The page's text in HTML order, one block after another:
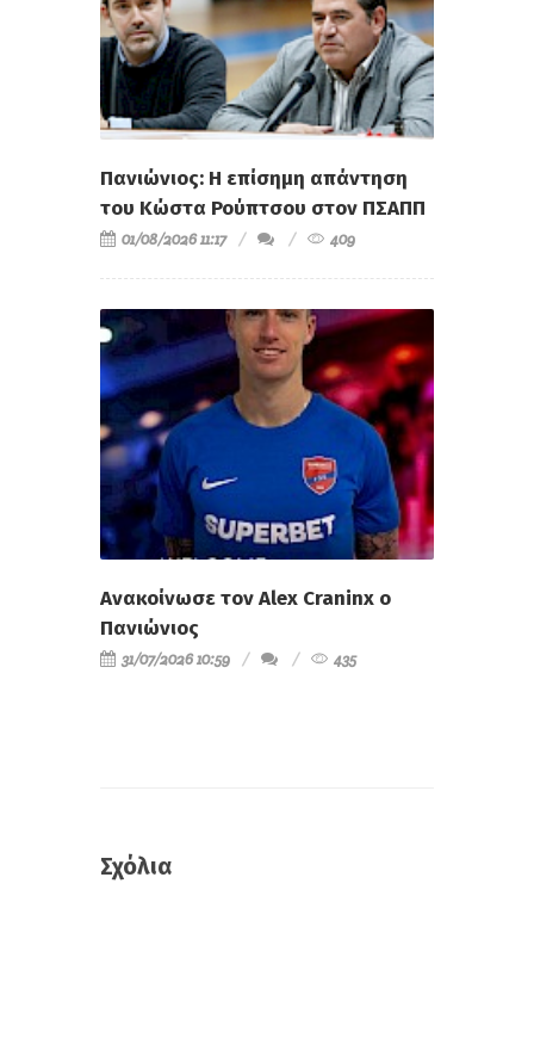
Πανιώνιος: Η επίσημη απάντηση
του Κώστα Ρούπτσου στον ΠΣΑΠΠ
01/08/2026 11:17 409
Ανακοίνωσε τον Alex Craninx ο
Πανιώνιος
31/07/2026 10:59 435
Σχόλια